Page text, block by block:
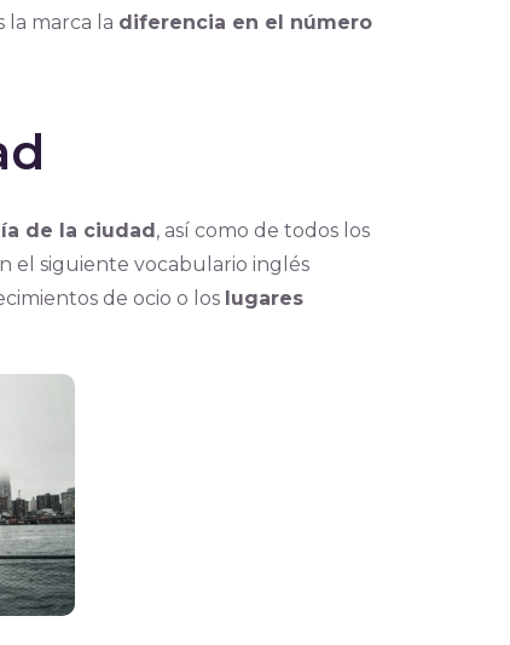
la marca la diferencia en el número
de la ciudad, así como de todos los
el siguiente vocabulario inglés
de ocio o los lugares